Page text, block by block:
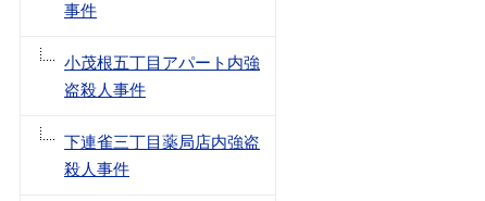
事件
小茂根五丁目アパート内強
盗殺人事件
下連雀三丁目薬局店内強盗
殺人事件